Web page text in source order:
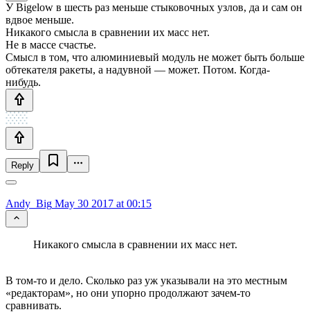
У Bigelow в шесть раз меньше стыковочных узлов, да и сам он
вдвое меньше.
Никакого смысла в сравнении их масс нет.
Не в массе счастье.
Смысл в том, что алюминиевый модуль не может быть больше
обтекателя ракеты, а надувной — может. Потом. Когда-
нибудь.
Reply
Andy_Big May 30 2017 at 00:15
Никакого смысла в сравнении их масс нет.
В том-то и дело. Сколько раз уж указывали на это местным
«редакторам», но они упорно продолжают зачем-то
сравнивать.